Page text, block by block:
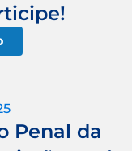
Penal da